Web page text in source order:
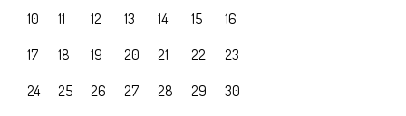
10
11 12 13 14 15
16
17
18 19 20 21 22
23
24
25 26 27 28 29
30